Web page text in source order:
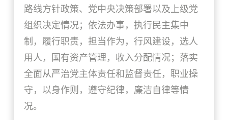
路线方针政策、党中央决策部署以及上级党
组织决定情况；依法办事，执行民主集中
制，履行职责，担当作为，行风建设，选人
用人，国有资产管理，收入分配情况；落实
全面从严治党主体责任和监督责任，职业操
守，以身作则，遵守纪律，廉洁自律等情
况。